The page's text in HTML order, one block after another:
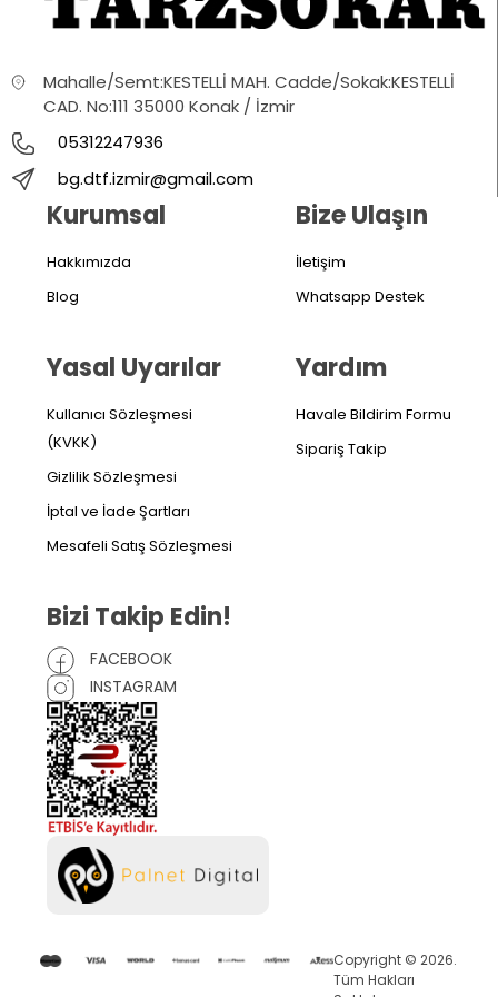
Mahalle/Semt:KESTELLİ MAH. Cadde/Sokak:KESTELLİ
CAD. No:111 35000 Konak / İzmir
05312247936
bg.dtf.izmir@gmail.com
Kurumsal
Hakkımızda
Blog
Yasal Uyarılar
Kullanıcı Sözleşmesi
(KVKK)
Gizlilik Sözleşmesi
İptal ve İade Şartları
Mesafeli Satış Sözleşmesi
Bize Ulaşın
İletişim
Whatsapp Destek
Yardım
Havale Bildirim Formu
Sipariş Takip
Bizi Takip Edin!
FACEBOOK
INSTAGRAM
Copyright © 2026.
Tüm Hakları